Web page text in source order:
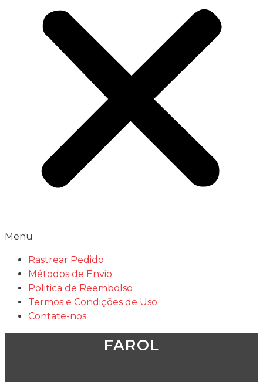
Menu
Rastrear Pedido
Métodos de Envio
Politica de Reembolso
Termos e Condições de Uso
Contate-nos
FAROL